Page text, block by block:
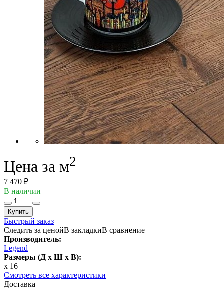
Цена за м2
7 470 ₽
В наличии
Купить
Быстрый заказ
Следить за ценойВ закладкиВ сравнение
Производитель:
Legend
Размеры (Д x Ш x В):
x 16
Смотреть все характеристики
Доставка